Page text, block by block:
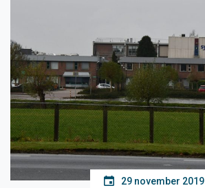
29 november 2019